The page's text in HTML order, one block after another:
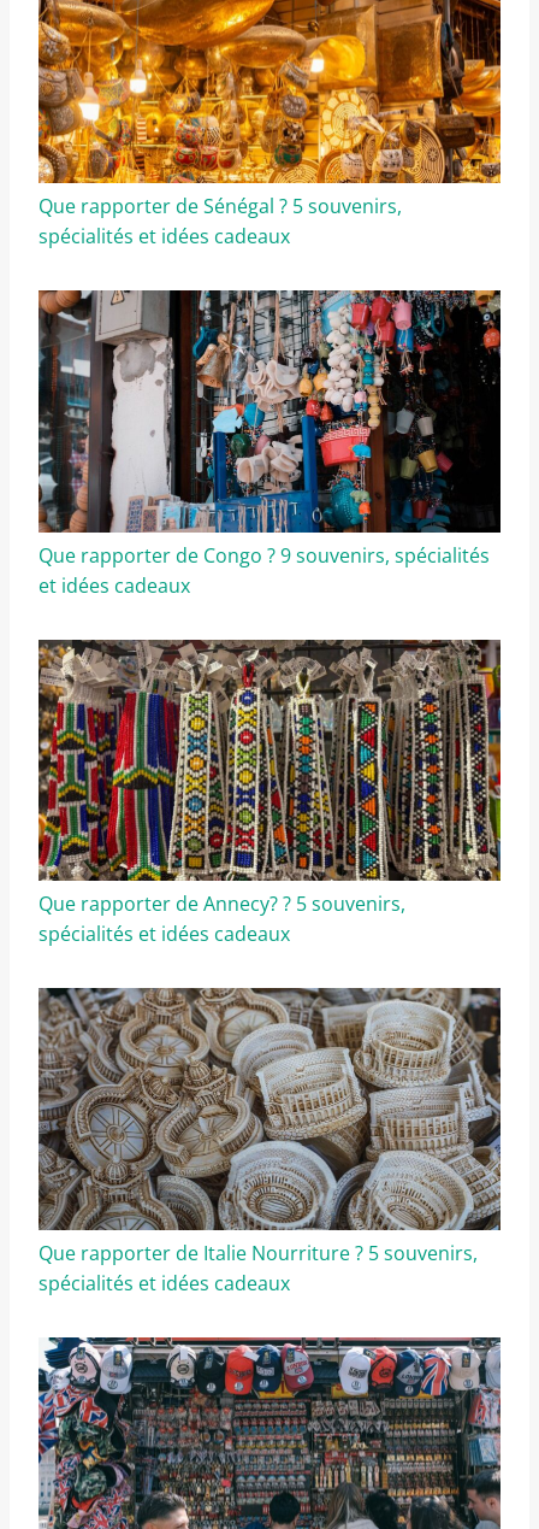
Que rapporter de Sénégal ? 5 souvenirs,
spécialités et idées cadeaux
Que rapporter de Congo ? 9 souvenirs, spécialités
et idées cadeaux
Que rapporter de Annecy? ? 5 souvenirs,
spécialités et idées cadeaux
Que rapporter de Italie Nourriture ? 5 souvenirs,
spécialités et idées cadeaux